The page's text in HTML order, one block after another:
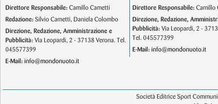
Direttore Responsabile: Camillo Cametti
Redazione: Silvio Cametti, Daniela Colombo
Direzione, Redazione, Amministrazione e
Pubblicità: Via Leopardi, 2 - 37138 Verona. Tel.
045577399
E-Mail: info@mondonuoto.it
Direttore Responsabile: Camillo
Direzione, Redazione,
Pubblicità: Via Leopardi, 2 -
Tel. 045577399
E-Mail: info@mondonuoto.it
Società Editrice Sport